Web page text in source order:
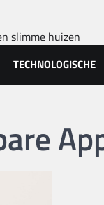
slimme huizen
TECHNOLOGISCHE